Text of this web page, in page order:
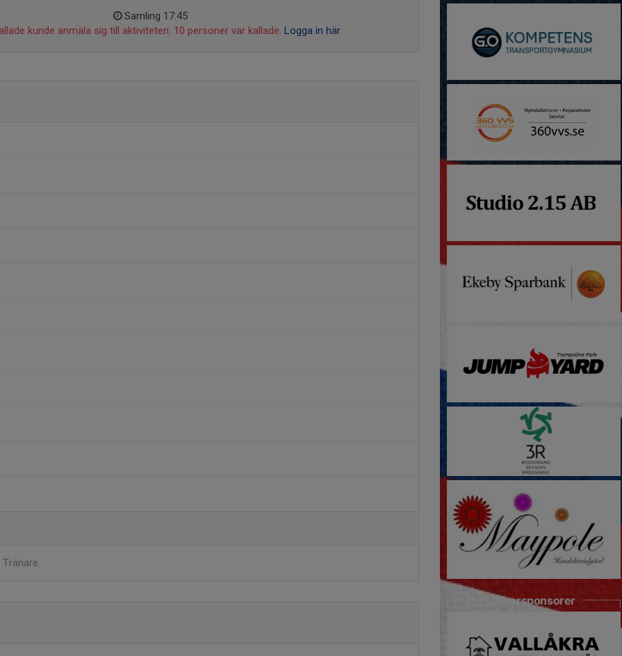
Samling 17:45
kunde anmäla sig till aktiviteten. 10 personer var kallade. Logga in här
Tränare
Silversponsorer